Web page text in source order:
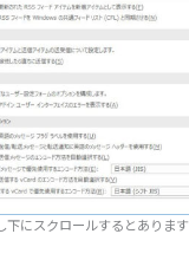
下にスクロールするとあります